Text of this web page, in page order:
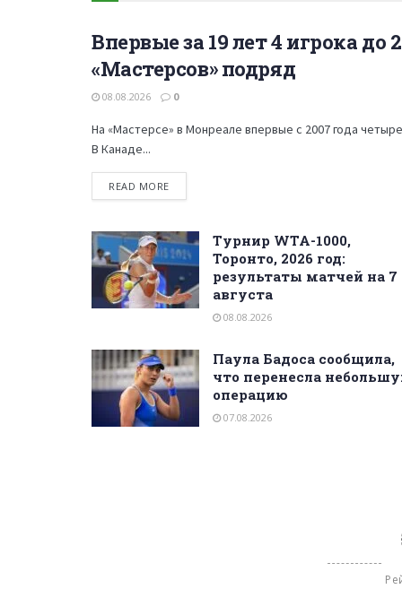
ТЕННИС
Впервые за 19 лет 4 игрока до
«Мастерсов» подряд
08.08.2026 0
На «Мастерсе» в Монреале впервые с 2007 года
В Канаде...
READ MORE
Турнир WTA-1000,
Торонто, 2026 год:
результаты матчей на 7
августа
08.08.2026
Паула Бадоса сообщила,
что перенесла
операцию
07.08.2026